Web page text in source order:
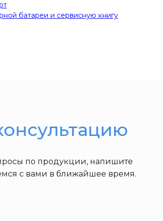
батареи и сервисную книгу
по продукции, напишите
с вами в ближайшее время.